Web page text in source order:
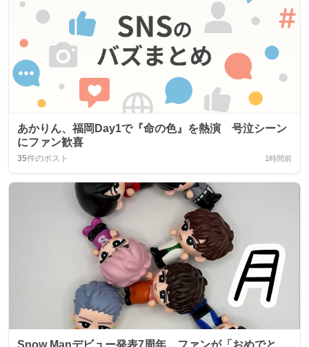
あかりん、福岡Day1で『命の色』を熱演 号泣シーン
にファン歓喜
35件のポスト 1時間前